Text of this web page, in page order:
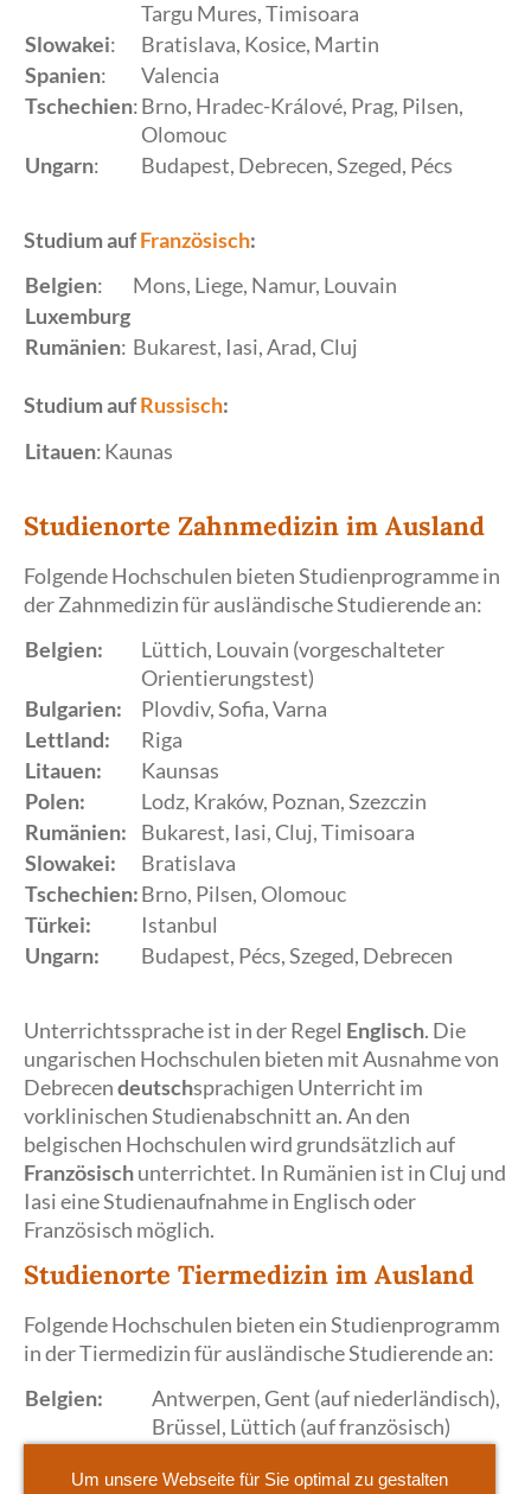
Targu Mures, Timisoara
Slowakei:
Bratislava, Kosice, Martin
Spanien:
Valencia
Tschechien:Brno, Hradec-Králové, Prag, Pilsen,
Olomouc
Ungarn: Budapest, Debrecen, Szeged, Pécs
Studium aufFranzösisch:
Belgien:
Mons, Liege, Namur, Louvain
Luxemburg
Rumänien: Bukarest, Iasi, Arad, Cluj
Studium aufRussisch:
Litauen:Kaunas
Studienorte Zahnmedizin im Ausland
Folgende Hochschulen bieten Studienprogramme in
der Zahnmedizin für ausländische Studierende an:
Belgien:
Lüttich, Louvain (vorgeschalteter
Orientierungstest)
Bulgarien:
Plovdiv, Sofia, Varna
Lettland:
Riga
Litauen:
Kaunsas
Polen:
Lodz, Kraków, Poznan, Szezczin
Rumänien:
Bukarest, Iasi, Cluj, Timisoara
Slowakei:
Bratislava
Tschechien:Brno, Pilsen, Olomouc
Türkei:
Istanbul
Ungarn:
Budapest, Pécs, Szeged, Debrecen
Unterrichtssprache ist in der Regel Englisch. Die
ungarischen Hochschulen bieten mit Ausnahme von
Debrecendeutschsprachigen Unterricht im
vorklinischen Studienabschnitt an. An den
belgischen Hochschulen wird grundsätzlich auf
Französischunterrichtet. In Rumänien ist in Cluj und
Iasi eine Studienaufnahme in Englisch oder
Französisch möglich.
Studienorte Tiermedizin im Ausland
Folgende Hochschulen bieten ein Studienprogramm
in der Tiermedizin für ausländische Studierende an:
Belgien:
Antwerpen, Gent (auf niederländisch),
Brüssel, Lüttich (auf französisch)
Litauen:
Kaunas (englisch)
Um unsere Webseite für Sie optimal zu gestalten